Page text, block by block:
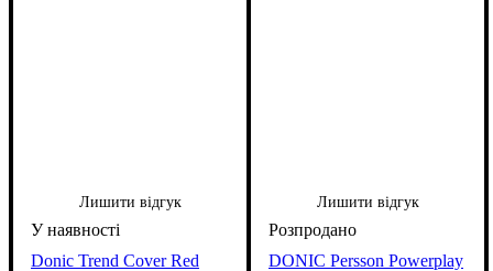
Лишити відгук
Donic Trend Cover Red
Лишити відгук
DONIC Persson Powerplay